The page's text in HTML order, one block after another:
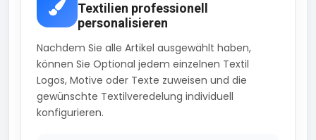
Textilien professionell
personalisieren
Nachdem Sie alle Artikel ausgewählt haben,
können Sie Optional jedem einzelnen Textil
Logos, Motive oder Texte zuweisen und die
gewünschte Textilveredelung individuell
konfigurieren.